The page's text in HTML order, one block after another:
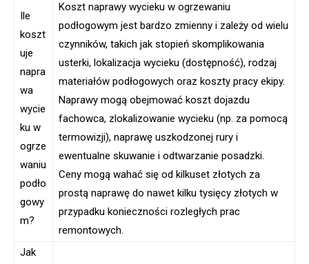
Ile
koszt
uje
napra
wa
wycie
ku w
ogrze
waniu
podło
gowy
m?
Koszt naprawy wycieku w ogrzewaniu
podłogowym jest bardzo zmienny i zależy od wielu
czynników, takich jak stopień skomplikowania
usterki, lokalizacja wycieku (dostępność), rodzaj
materiałów podłogowych oraz koszty pracy ekipy.
Naprawy mogą obejmować koszt dojazdu
fachowca, zlokalizowanie wycieku (np. za pomocą
termowizji), naprawę uszkodzonej rury i
ewentualne skuwanie i odtwarzanie posadzki.
Ceny mogą wahać się od kilkuset złotych za
prostą naprawę do nawet kilku tysięcy złotych w
przypadku konieczności rozległych prac
remontowych.
Jak